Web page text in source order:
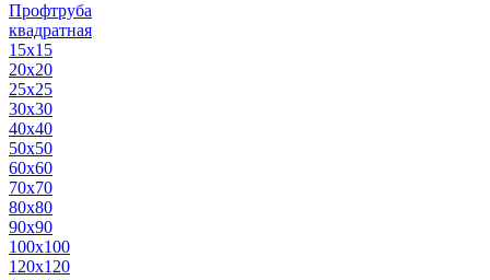
Профтруба
квадратная
15х15
20х20
25х25
30х30
40х40
50х50
60х60
70х70
80х80
90х90
100х100
120х120